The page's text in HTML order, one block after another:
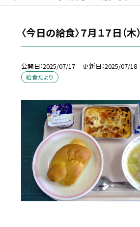
〈今日の給食〉７月１７日（木）
公開日 2025/07/17 更新日 2025/07/18
給食だより